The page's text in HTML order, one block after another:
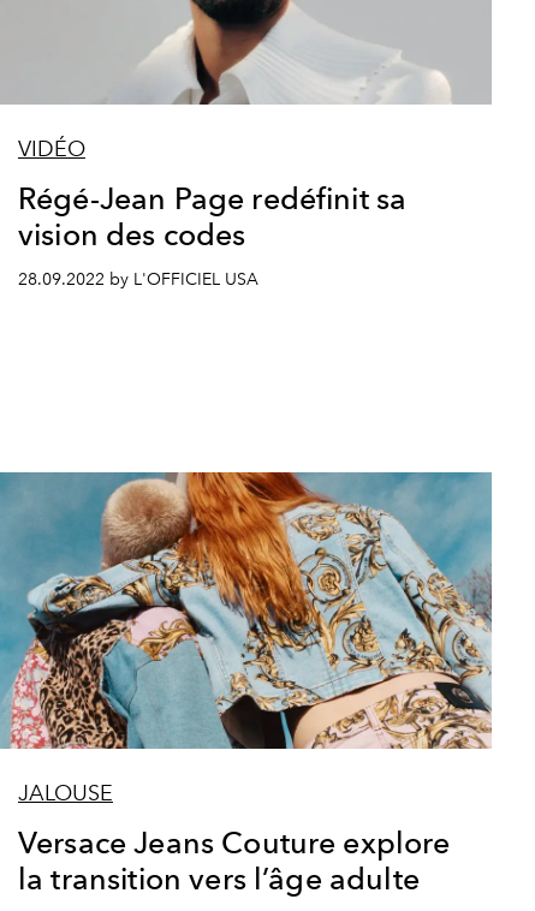
VIDÉO
Régé-Jean Page redéfinit sa
vision des codes
28.09.2022 by L'OFFICIEL USA
JALOUSE
Versace Jeans Couture explore
la transition vers l’âge adulte